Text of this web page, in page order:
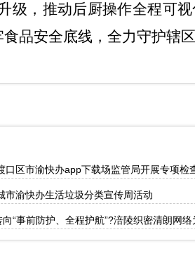
级，推动后厨操作全程可
品安全底线，全力守护辖
口区市渝快办app下载场监管局开展专项检
市渝快办生活垃圾分类宣传周活动
向“事前防护、全程护航”?涪陵织密清朗网